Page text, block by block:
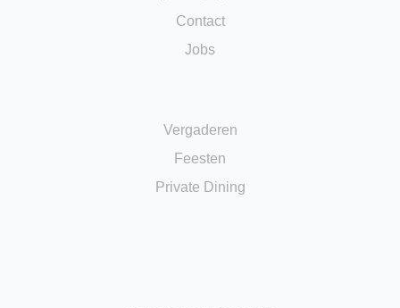
Contact
Jobs
Vergaderen
Feesten
Private Dining